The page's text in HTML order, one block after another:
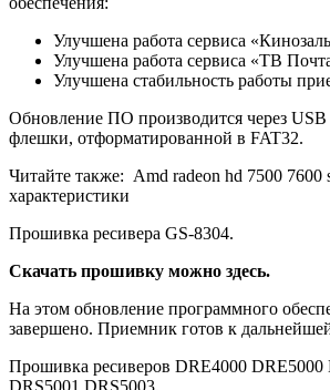
Улучшена работа сервиса
Улучшена работа сервиса «ТВ
Улучшена стабильность работы
Обновление ПО производится через
флешки, отформатированной в FAT32.
Читайте также: Amd radeon hd 7500 7600
характеристики
Прошивка ресивера GS-8304.
Скачать прошивку можно здесь.
На этом обновление программного
завершено. Приемник готов к
Прошивка ресиверов DRE4000 DRE5000